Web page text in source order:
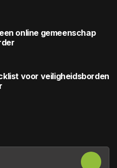
online gemeenschap
voor veiligheidsborden